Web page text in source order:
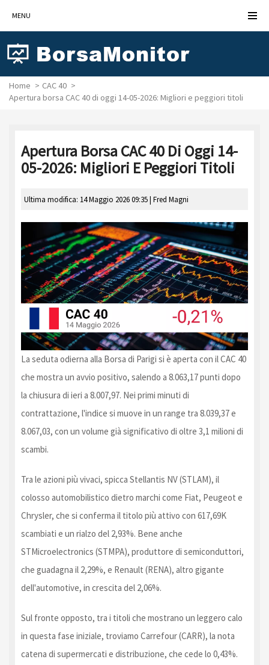
MENU
Home
CAC 40
Apertura borsa CAC 40 di oggi 14-05-2026: Migliori e peggiori titoli
Apertura Borsa CAC 40 Di Oggi 14-
05-2026: Migliori E Peggiori Titoli
Ultima modifica: 14 Maggio 2026 09:35 | Fred Magni
La seduta odierna alla Borsa di Parigi si è aperta con il CAC 40
che mostra un avvio positivo, salendo a 8.063,17 punti dopo
la chiusura di ieri a 8.007,97. Nei primi minuti di
contrattazione, l'indice si muove in un range tra 8.039,37 e
8.067,03, con un volume già significativo di oltre 3,1 milioni di
scambi.
Tra le azioni più vivaci, spicca Stellantis NV (STLAM), il
colosso automobilistico dietro marchi come Fiat, Peugeot e
Chrysler, che si conferma il titolo più attivo con 617,69K
scambiati e un rialzo del 2,93%. Bene anche
STMicroelectronics (STMPA), produttore di semiconduttori,
che guadagna il 2,29%, e Renault (RENA), altro gigante
dell'automotive, in crescita del 2,06%.
Sul fronte opposto, tra i titoli che mostrano un leggero calo
in questa fase iniziale, troviamo Carrefour (CARR), la nota
catena di supermercati e distribuzione, che cede lo 0,43%.